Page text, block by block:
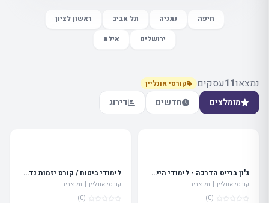
חיפה נתניה תל אביב
ראשון לציון
ירושלים
אילת
נמצאו11עסקים קורסי אונליין
מומלצים חדשים דירוג
ג'ון ברייס הדרכה - לימודי הייטק - תל אביב
קורסי אונליין | תל אביב
(0)
לימודי ביטוח / קורס יזמות נדל"ן / לימודי שוק ההון - אורין שפלטר - OS
קורסי אונליין | תל אביב
(0)